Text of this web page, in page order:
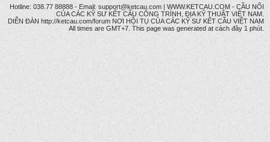
Hotline: 038.77 88888 - Email: support@ketcau.com | WWW.KETCAU.COM - CẦU NỐI
CỦA CÁC KỸ SƯ KẾT CẤU CÔNG TRÌNH, ĐỊA KỸ THUẬT VIỆT NAM.
DIỄN ĐÀN http://ketcau.com/forum NƠI HỘI TỤ CỦA CÁC KỸ SƯ KẾT CÂU VIỆT NAM
All times are GMT+7. This page was generated at cách đây 1 phút.